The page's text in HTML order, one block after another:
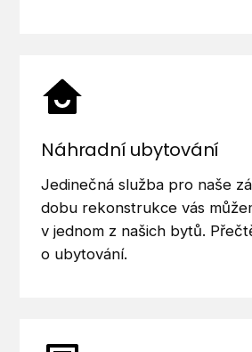
Náhradní ubytování
Jedinečná služba pro naše
dobu rekonstrukce vás
v jednom z našich bytů.
o ubytování.